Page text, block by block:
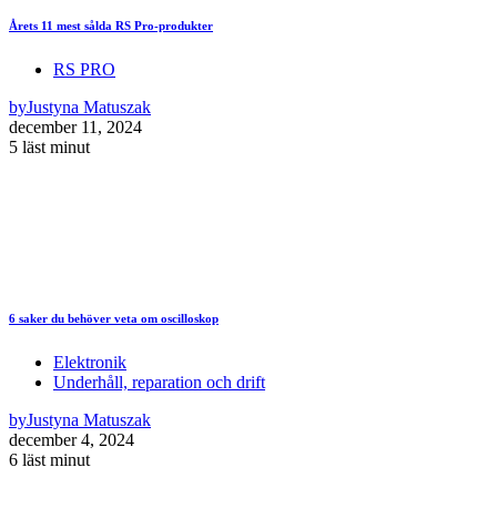
Årets 11 mest sålda RS Pro-produkter
RS PRO
byJustyna Matuszak
december 11, 2024
5 läst minut
6 saker du behöver veta om oscilloskop
Elektronik
Underhåll, reparation och drift
byJustyna Matuszak
december 4, 2024
6 läst minut